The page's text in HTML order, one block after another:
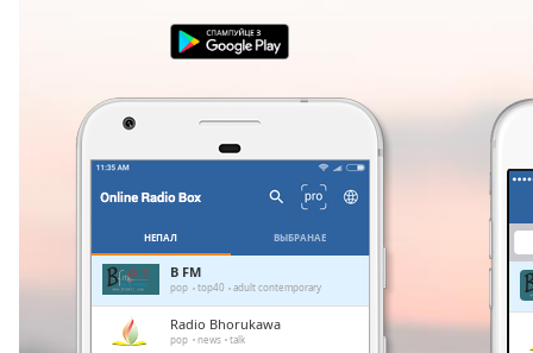
Remaining
НЕПАЛ ВЫБРАНАЕ
B FM
pop top40 adult contemporary
Radio Bhorukawa
pop news talk